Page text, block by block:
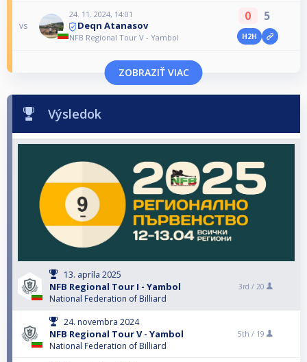
vs
24. 11. 2024, 14:01
Deqn Atanasov
NFB Regional Tour V - Yambol
0 5
H2H
ZOBRAZIŤ VIAC
Výsledok
13. apríla 2025
NFB Regional Tour I - Yambol
National Federation of Billiard
3rd / 20
24. novembra 2024
NFB Regional Tour V - Yambol
National Federation of Billiard
5th / 19